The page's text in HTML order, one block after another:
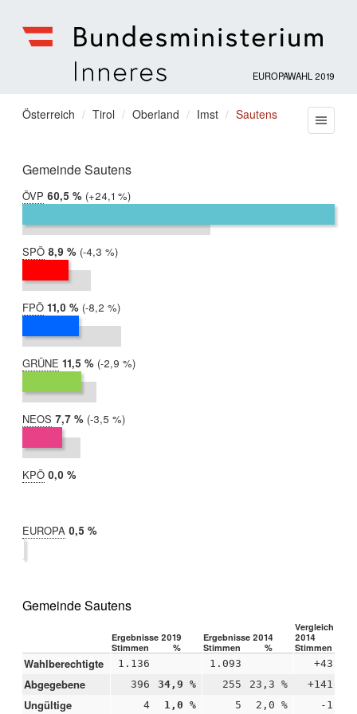
für
Inneres
EUROPAWAHL 2019
Sie
hier:
Österreich Tirol Oberland Imst Sautens
Gemeinde Sautens
ÖVP 2019:
60,5 %
2014:
36,4 %
Differenz:
+24,1 %
SPÖ 2019:
8,9 %
2014:
13,2 %
Differenz:
-4,3 %
FPÖ 2019:
11,0 %
2014:
19,2 %
Differenz:
-8,2 %
GRÜNE 2019:
11,5 %
2014:
14,4 %
Differenz:
-2,9 %
NEOS 2019:
7,7 %
2014:
11,2 %
Differenz:
-3,5 %
KPÖ 2019:
0,0 %
EUROPA 2019:
0,5 %
Gemeinde Sautens
Ergebnisse 2019 Ergebnisse 2014
Vergleich
2014
Stimmen
% Stimmen % Stimmen
Wahlberechtigte 1.136 1.093 +43
Abgegebene 396 34,9 % 255 23,3 % +141
Ungültige 4 1,0 % 5 2,0 % -1